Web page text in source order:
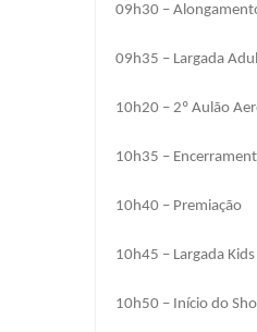
09h30 –
09h35 – Largada
10h20 – 2º Aulão
10h35 –
10h40 – Premiação
10h45 – Largada
10h50 – Início do